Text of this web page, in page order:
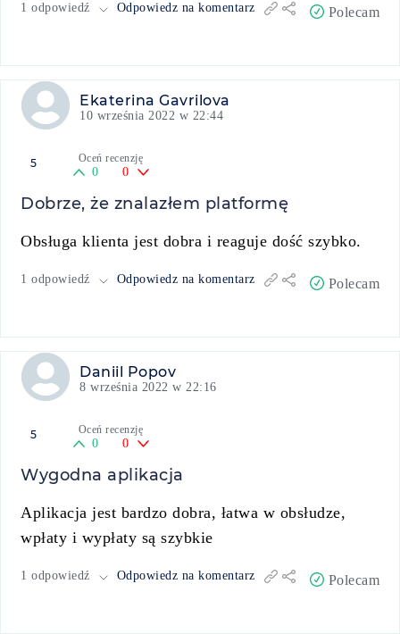
1 odpowiedź Odpowiedz na komentarz Polecam
Ekaterina Gavrilova
10 września 2022 w 22:44
5 Oceń recenzję
0 0
Dobrze, że znalazłem platformę
Obsługa klienta jest dobra i reaguje dość szybko.
1 odpowiedź Odpowiedz na komentarz Polecam
Daniil Popov
8 września 2022 w 22:16
5 Oceń recenzję
0 0
Wygodna aplikacja
Aplikacja jest bardzo dobra, łatwa w obsłudze,
wpłaty i wypłaty są szybkie
1 odpowiedź Odpowiedz na komentarz Polecam